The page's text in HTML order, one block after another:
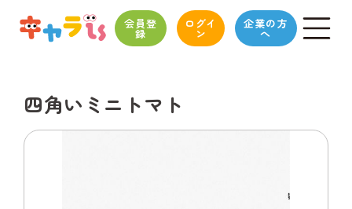
会員登
録
ログイ
ン
企業の方
へ
四角いミニトマト